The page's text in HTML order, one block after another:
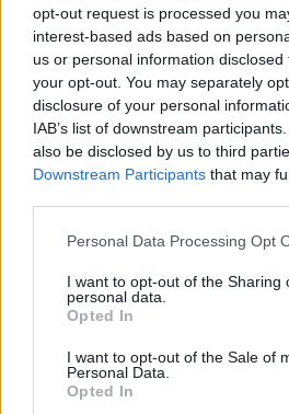
opt-out request is processed you
interest-based ads based on
us or personal information
your opt-out. You may separately
disclosure of your personal
IAB’s list of downstream
also be disclosed by us to third
Downstream Participants that may
Personal Data Processing Opt
I want to opt-out of the Sharing
personal data.
Opted In
I want to opt-out of the Sale of
Personal Data.
Opted In